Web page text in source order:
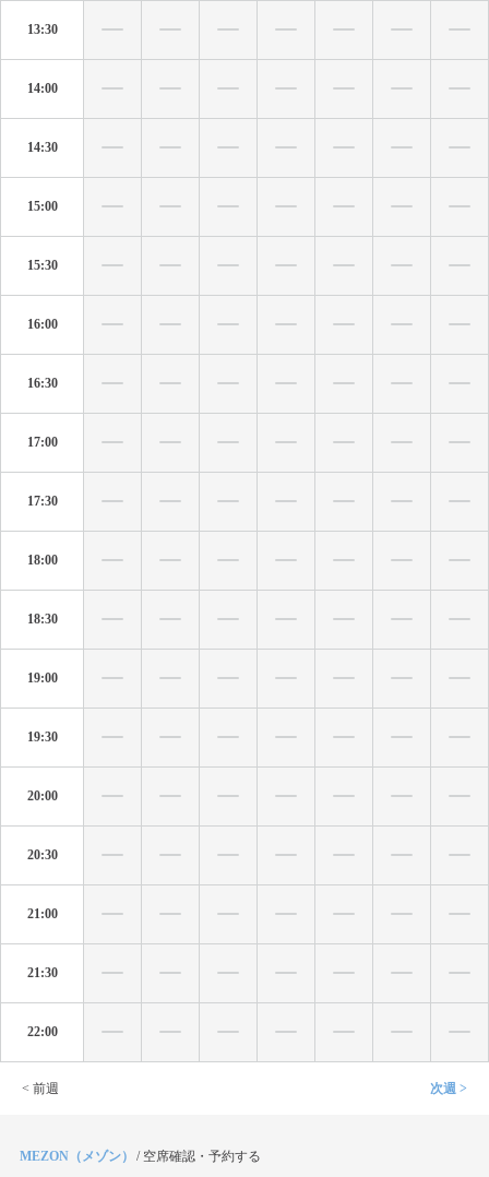
13:30
14:00
14:30
15:00
15:30
16:00
16:30
17:00
17:30
18:00
18:30
19:00
19:30
20:00
20:30
21:00
21:30
22:00
< 前週 次週 >
MEZON（メゾン） / 空席確認・予約する